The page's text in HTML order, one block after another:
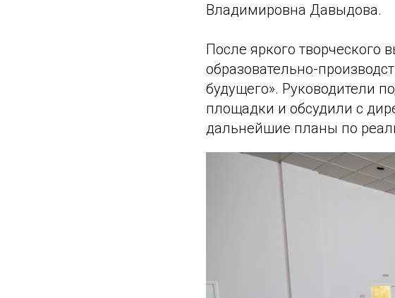
Владимировна Давыдова.
После яркого
образовательно-
будущего». Руководители
площадки и обсудили с
дальнейшие планы по